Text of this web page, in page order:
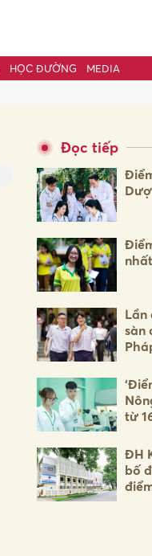
HỌC ĐƯỜNG MEDIA
Đọc tiếp
Lần
sàn
từ
ĐH
bố